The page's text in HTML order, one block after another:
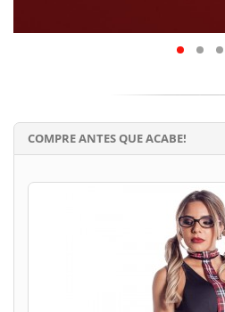
COMPRE ANTES QUE ACABE!